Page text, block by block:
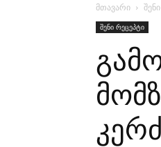
მთავარი
შენი რეცეპტი